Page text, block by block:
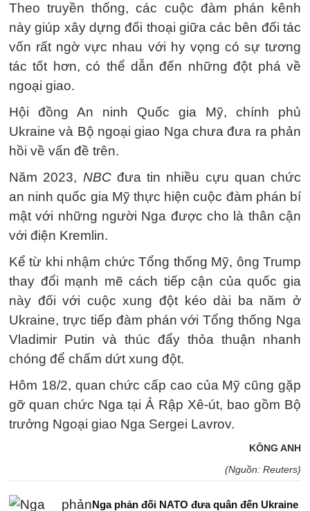
Theo truyền thống, các cuộc đàm phán kênh
này giúp xây dựng đối thoại giữa các bên đối tác
vốn rất ngờ vực nhau với hy vọng có sự tương
tác tốt hơn, có thể dẫn đến những đột phá về
ngoại giao.
Hội đồng An ninh Quốc gia Mỹ, chính phủ
Ukraine và Bộ ngoại giao Nga chưa đưa ra phản
hồi về vấn đề trên.
Năm 2023, NBCđưa tin nhiều cựu quan chức
an ninh quốc gia Mỹ thực hiện cuộc đàm phán bí
mật với những người Nga được cho là thân cận
với điện Kremlin.
Kể từ khi nhậm chức Tổng thống Mỹ, ông Trump
thay đổi mạnh mẽ cách tiếp cận của quốc gia
này đối với cuộc xung đột kéo dài ba năm ở
Ukraine, trực tiếp đàm phán với Tổng thống Nga
Vladimir Putin và thúc đẩy thỏa thuận nhanh
chóng để chấm dứt xung đột.
Hôm 18/2, quan chức cấp cao của Mỹ cũng gặp
gỡ quan chức Nga tại Ả Rập Xê-út, bao gồm Bộ
trưởng Ngoại giao Nga Sergei Lavrov.
KÔNG ANH
(Nguồn: Reuters)
Nga phản đối NATO đưa quân đến Ukraine